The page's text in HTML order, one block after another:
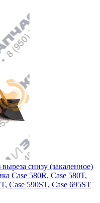
снизу (закаленное)
Case 580R, Case 580T,
Case 590ST, Case 695ST